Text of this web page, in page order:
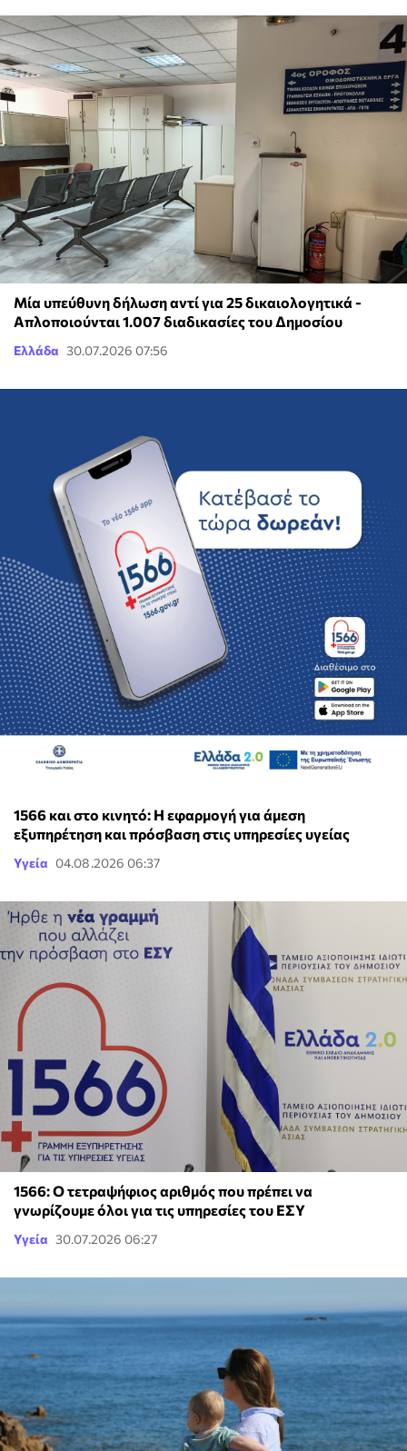
Μία υπεύθυνη δήλωση αντί για 25 δικαιολογητικά -
Απλοποιούνται 1.007 διαδικασίες του Δημοσίου
Ελλάδα 30.07.2026 07:56
1566 και στο κινητό: Η εφαρμογή για άμεση
εξυπηρέτηση και πρόσβαση στις υπηρεσίες υγείας
Υγεία 04.08.2026 06:37
1566: Ο τετραψήφιος αριθμός που πρέπει να
γνωρίζουμε όλοι για τις υπηρεσίες του ΕΣΥ
Υγεία 30.07.2026 06:27